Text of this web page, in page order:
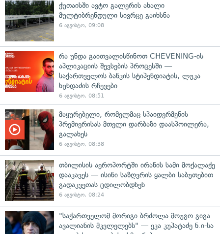
ქუთაისში ავტო გალერის ახალი
მულტიბრენდული სივრცე გაიხსნა
6 აგვისტო, 09:08
რა უნდა გაითვალისწინოთ CHEVENING-ის
აპლიკაციის შევსების პროცესში —
საქართველოს ბანკის სტიპენდიატის, ლუკა
ხუნდაძის რჩევები
6 აგვისტო, 08:51
მაყურებელი, რომელმაც სპაიდერმენის
პრემიერისას მთელი დარბაზი დაასპოილერა,
გალახეს
6 აგვისტო, 08:38
თბილისის აეროპორტში ირანის სამი მოქალაქე
დააკავეს — ისინი საზღვრის ყალბი საბუთებით
გადაკვეთას ცდილობდნენ
6 აგვისტო, 08:24
"საქართველომ მორიგი ბრძოლა მოუგო გიგა
ავალიანის მკვლელებს" — ეკა კუპატაძე ნ.ი-სა